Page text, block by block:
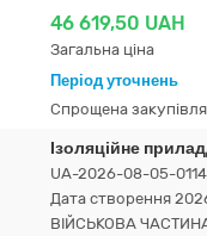
46 619,50 UAH
Загальна ціна
Період уточнень
Спрощена закупівля
Ізоляційне
UA-2026-08-05-
Дата створення
ВІЙСЬКОВА